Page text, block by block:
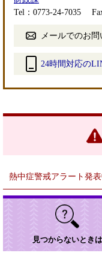
Tel：0773-24-7035
メールでのお
24時間対応の
リ
熱中症警戒アラート発
見つからないときは